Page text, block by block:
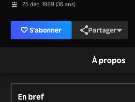
25 déc. 1989 (36 ans)
S'abonner Partager
À propos
En bref